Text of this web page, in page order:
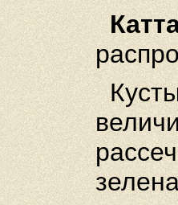
Кусты